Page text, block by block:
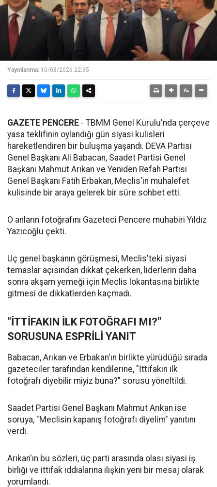
Yayınlanma: 10/08/2026 22:35
GAZETE PENCERE - TBMM Genel Kurulu'nda çerçeve
yasa teklifinin oylandığı gün siyasi kulisleri
hareketlendiren bir buluşma yaşandı. DEVA Partisi
Genel Başkanı Ali Babacan, Saadet Partisi Genel
Başkanı Mahmut Arıkan ve Yeniden Refah Partisi
Genel Başkanı Fatih Erbakan, Meclis'in muhalefet
kulisinde bir araya gelerek bir süre sohbet etti.
O anların fotoğrafını Gazeteci Pencere muhabiri Yıldız
Yazıcoğlu çekti.
Üç genel başkanın görüşmesi, Meclis'teki siyasi
temaslar açısından dikkat çekerken, liderlerin daha
sonra akşam yemeği için Meclis lokantasına birlikte
gitmesi de dikkatlerden kaçmadı.
"İTTİFAKIN İLK FOTOĞRAFI MI?"
SORUSUNA ESPRİLİ YANIT
Babacan, Arıkan ve Erbakan'ın birlikte yürüdüğü sırada
gazeteciler tarafından kendilerine, "İttifakın ilk
fotoğrafı diyebilir miyiz buna?" sorusu yöneltildi.
Saadet Partisi Genel Başkanı Mahmut Arıkan ise
soruya, "Meclisin kapanış fotoğrafı diyelim" yanıtını
verdi.
Arıkan'ın bu sözleri, üç parti arasında olası siyasi iş
birliği ve ittifak iddialarına ilişkin yeni bir mesaj olarak
yorumlandı.